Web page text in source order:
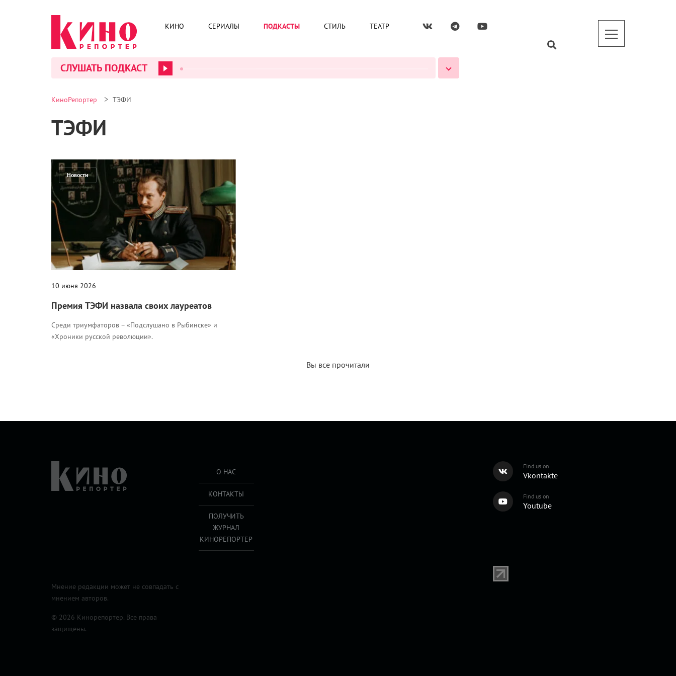
КИНО СЕРИАЛЫ ПОДКАСТЫ СТИЛЬ ТЕАТР
СЛУШАТЬ ПОДКАСТ
КиноРепортер > ТЭФИ
ТЭФИ
Новости
10 июня 2026
Премия ТЭФИ назвала своих лауреатов
Среди триумфаторов – «Подслушано в Рыбинске» и
«Хроники русской революции».
Вы все прочитали
О НАС
КОНТАКТЫ
ПОЛУЧИТЬ
ЖУРНАЛ
КИНОРЕПОРТЕР
Find us on
Vkontakte
Find us on
Youtube
Мнение редакции может не совпадать с
мнением авторов.
© 2026 Кинорепортер. Все права
защищены.